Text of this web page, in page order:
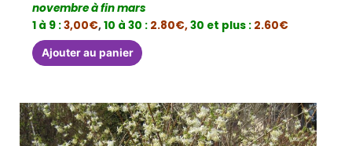
novembre à fin mars
1 à 9 :3,00€,10 à 30 : 2.80€,30 et plus : 2.60€
Ajouter au panier